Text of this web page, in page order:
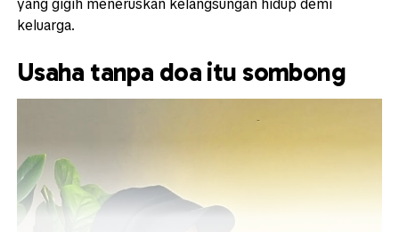
yang gigih meneruskan kelangsungan hidup demi
keluarga.
Usaha tanpa doa itu sombong